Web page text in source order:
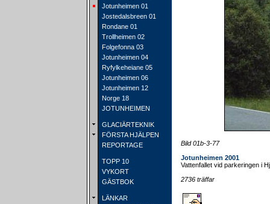
Jotunheimen 01
Jostedalsbreen 01
Rondane 01
Trollheimen 02
Folgefonna 03
Jotunheimen 04
Ryfylkeheiane 05
Jotunheimen 06
Jotunheimen 12
Norge 18
JOTUNHEIMEN
GLACIÄRTEKNIK
FÖRSTA HJÄLPEN
REPORTAGE
TOPP 10
VYKORT
GÄSTBOK
LÄNKAR
Bild 01b-3-77
Jotunheimen 2001
Vattenfallet vid parkeringen i
2736 träffar